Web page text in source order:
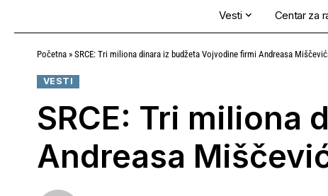
Vesti Centar za
Početna » SRCE: Tri miliona dinara iz budžeta Vojvodine firmi Andreasa
VESTI
SRCE: Tri miliona
Andreasa